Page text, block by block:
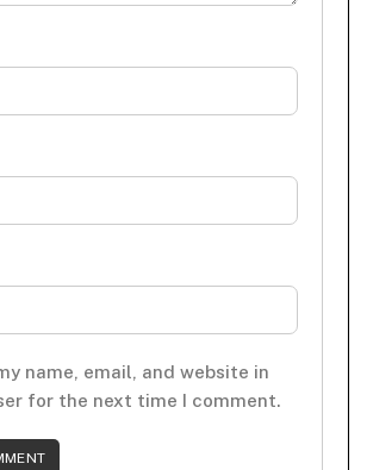
name, email, and website in
for the next time I comment.